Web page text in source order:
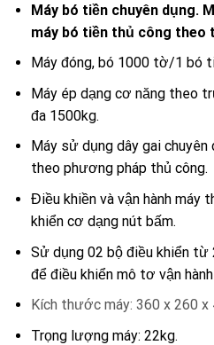
Máy bó tiền chuyên dụng.
máy bó tiền thủ công theo
Máy đóng, bó 1000 tờ/1 bó
Máy ép dạng cơ năng theo
đa 1500kg.
Máy sử dụng dây gai
theo phương pháp thủ công.
Điều khiền và vận hành máy
khiển cơ dạng nút bấm.
Sử dụng 02 bộ điều khiển từ
để điều khiển mô tơ vận hành
Kích thước máy: 360 x 260 x
Trọng lượng máy: 22kg.